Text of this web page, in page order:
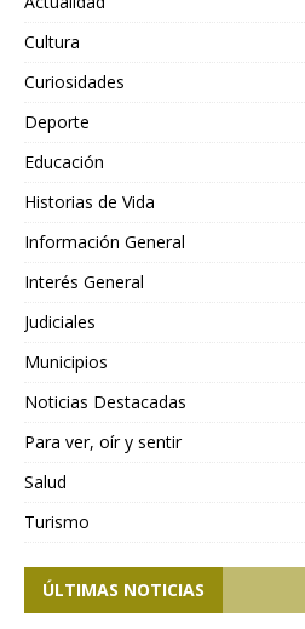
Cultura
Curiosidades
Deporte
Educación
Historias de Vida
Información General
Interés General
Judiciales
Municipios
Noticias Destacadas
Para ver, oír y sentir
Salud
Turismo
ÚLTIMAS NOTICIAS